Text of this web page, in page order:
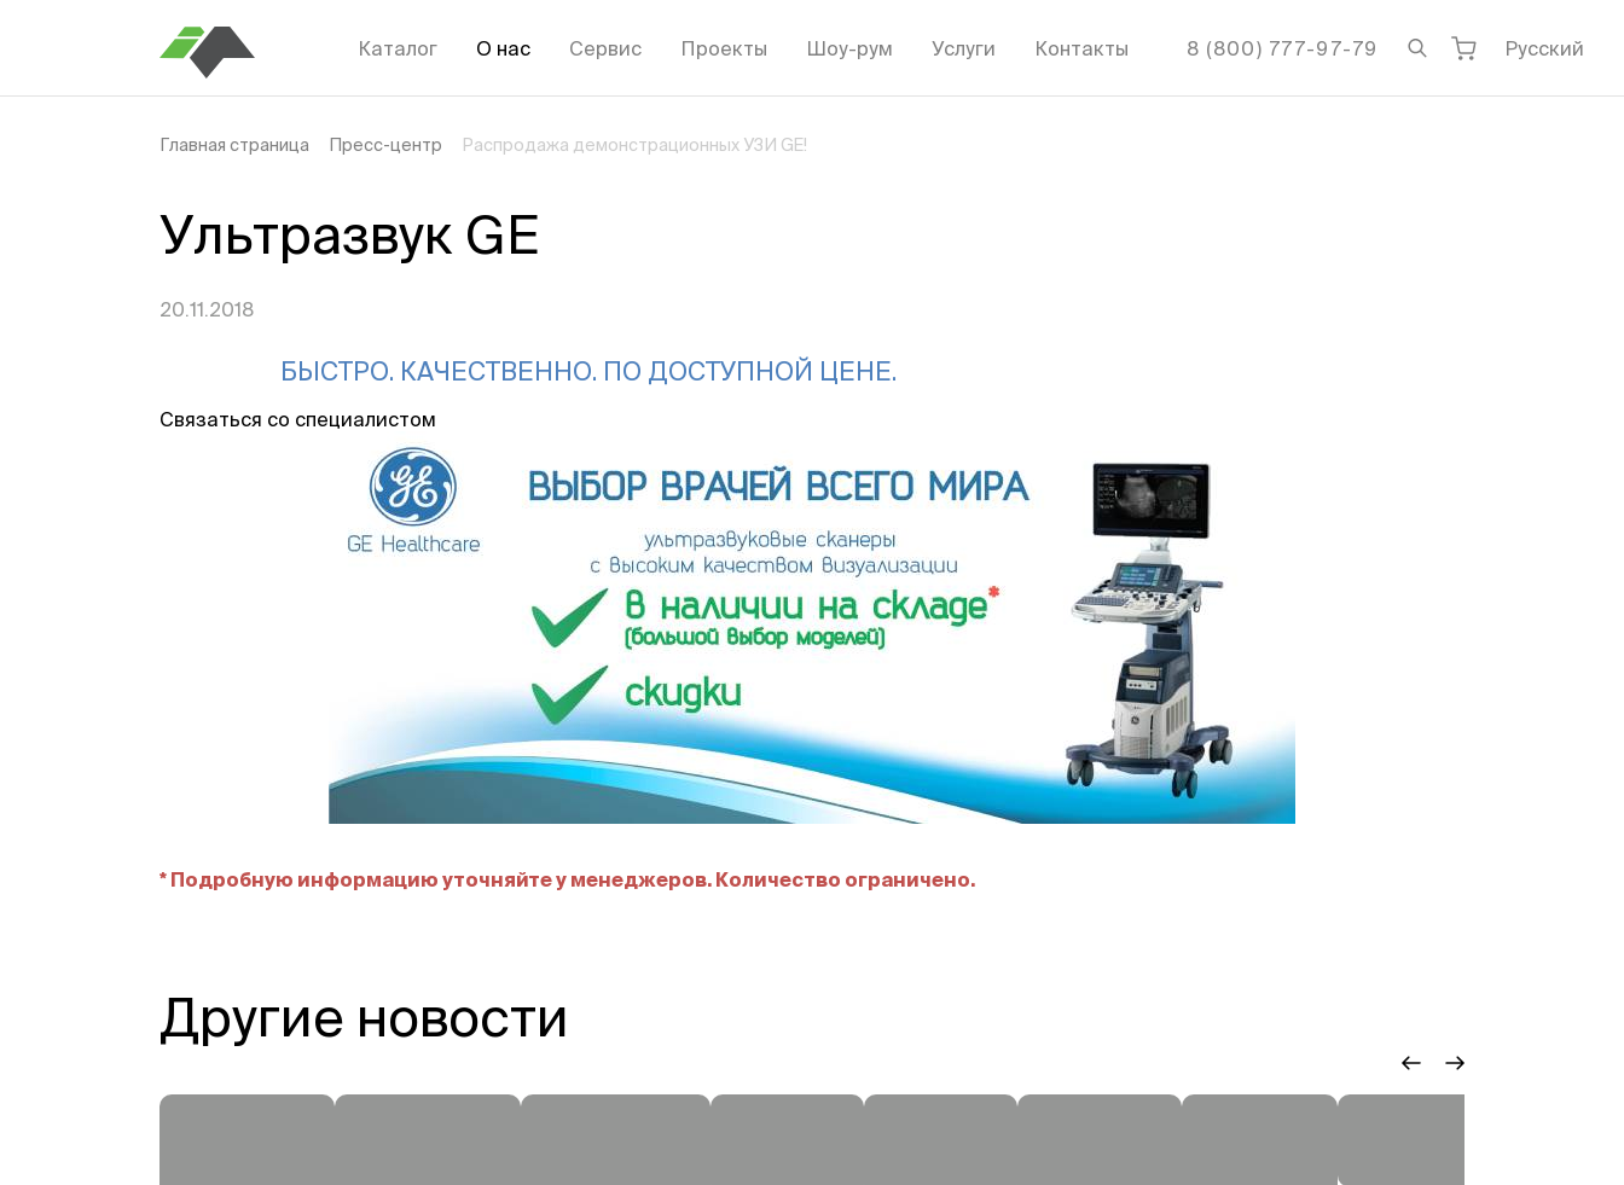
Каталог О нас Сервис Проекты Шоу-рум Услуги Контакты 8 (800) 777-97-79 Русский
Главная страница Пресс-центр Распродажа демонстрационных УЗИ GE!
Ультразвук GE
20.11.2018
БЫСТРО. КАЧЕСТВЕННО. ПО ДОСТУПНОЙ ЦЕНЕ.
Связаться со специалистом
* Подробную информацию уточняйте у менеджеров. Количество ограничено.
Другие новости